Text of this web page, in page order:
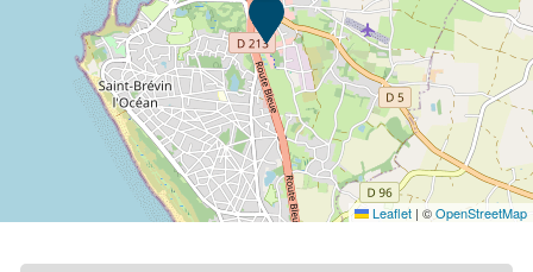
Leaflet | ©OpenStreetMap